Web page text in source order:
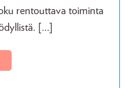
rentouttava toiminta
[…]